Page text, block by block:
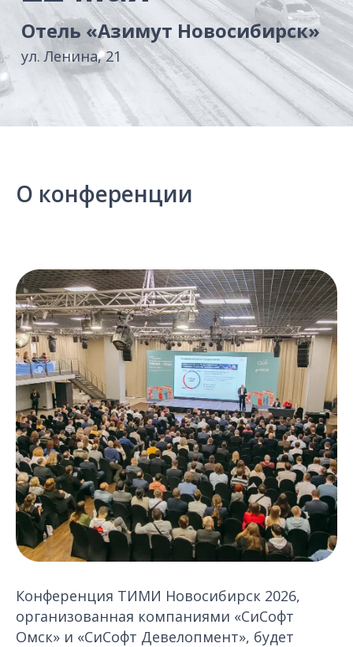
О конференции
Конференция ТИМИ Новосибирск 2026,
организованная компаниями «СиСофт
Омск» и «СиСофт Девелопмент», будет